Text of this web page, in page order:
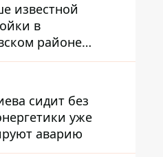
известной
в
районе
парк площадью
сидит без
уже
аварию